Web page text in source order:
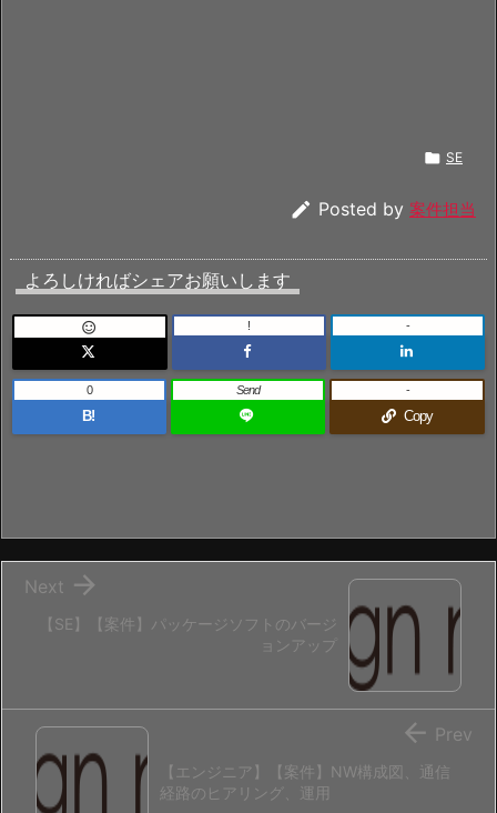
 SE
 Posted by 案件担当
よろしければシェアお願いします
 ! -
B!
0 Send
Copy
-
【SE】【案件】パッケージソフトのバージ
ョンアップ

Next
【エンジニア】【案件】NW構成図、通信
経路のヒアリング、運用
 Prev